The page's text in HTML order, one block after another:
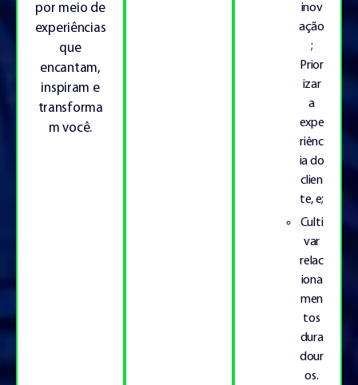
por meio de
experiências
que
encantam,
inspiram e
transforma
m você.
inov
ação
;
Prior
izar
a
expe
riênc
ia do
clien
te, e;
Culti
var
relac
iona
men
tos
dura
dour
os.